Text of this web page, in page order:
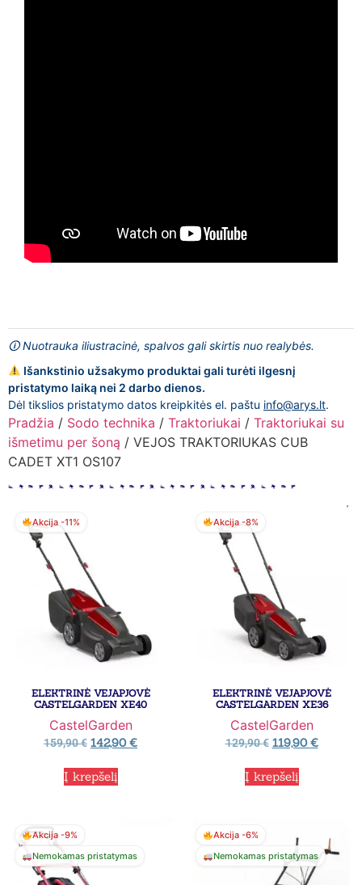
🛈 Nuotrauka iliustracinė, spalvos gali skirtis nuo realybės.
Išankstinio užsakymo produktai gali turėti ilgesnį
pristatymo laiką nei 2 darbo dienos.
Dėl tikslios pristatymo datos kreipkitės el. paštu info@arys.lt.
Pradžia / Sodo technika / Traktoriukai / Traktoriukai su
išmetimu per šoną / VEJOS TRAKTORIUKAS CUB
CADET XT1 OS107
Akcija -11%
ELEKTRINĖ VEJAPJOVĖ
CASTELGARDEN XE40
CastelGarden
159,90€ 142,90€
Į krepšelį
Akcija -8%
ELEKTRINĖ VEJAPJOVĖ
CASTELGARDEN XE36
CastelGarden
129,90€ 119,90€
Į krepšelį
Akcija -9%
Nemokamas pristatymas
Akcija -6%
Nemokamas pristatymas